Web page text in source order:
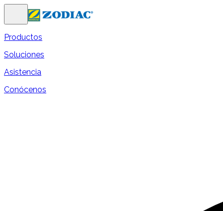
Productos
Soluciones
Asistencia
Conócenos